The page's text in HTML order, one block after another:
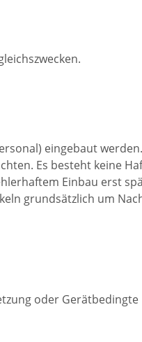
eingebaut werden.
Es besteht keine
Einbau erst
grundsätzlich um
oder